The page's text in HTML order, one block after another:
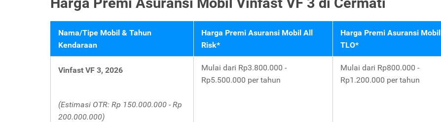
Nama/Tipe Mobil & Tahun
Kendaraan
Harga Premi Asuransi Mobil All
Risk*
Harga Premi Asuransi Mobil
TLO*
Vinfast VF 3, 2026
(Estimasi OTR: Rp 150.000.000 - Rp
200.000.000)
Mulai dari Rp3.800.000 -
Rp5.500.000 per tahun
Mulai dari Rp800.000 -
Rp1.200.000 per tahun